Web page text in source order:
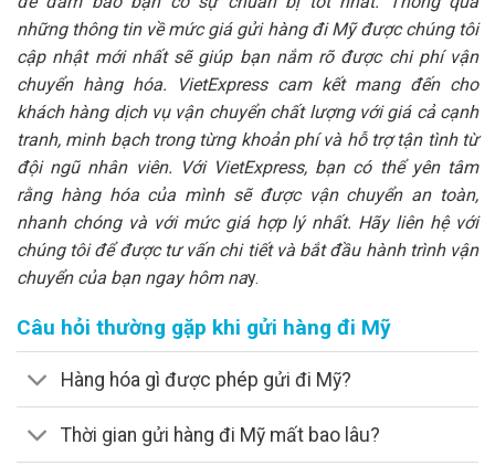
những thông tin về mức giá gửi hàng đi Mỹ được chúng tôi
cập nhật mới nhất sẽ giúp bạn nắm rõ được chi phí vận
chuyển hàng hóa. VietExpress cam kết mang đến cho
khách hàng dịch vụ vận chuyển chất lượng với giá cả cạnh
tranh, minh bạch trong từng khoản phí và hỗ trợ tận tình từ
đội ngũ nhân viên. Với VietExpress, bạn có thể yên tâm
rằng hàng hóa của mình sẽ được vận chuyển an toàn,
nhanh chóng và với mức giá hợp lý nhất. Hãy liên hệ với
chúng tôi để được tư vấn chi tiết và bắt đầu hành trình vận
chuyển của bạn ngay hôm nay.
Câu hỏi thường gặp khi gửi hàng đi Mỹ
Hàng hóa gì được phép gửi đi Mỹ?
Thời gian gửi hàng đi Mỹ mất bao lâu?